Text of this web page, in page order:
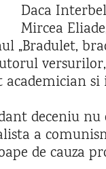
Daca
Mircea
„Bradulet,
academician
deceniu
a
de cauza